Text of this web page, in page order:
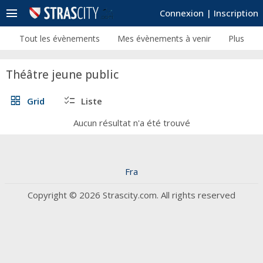
Connexion | Inscription
menu
Tout les évènements Mes évènements à venir Plus
Théâtre jeune public
grid_view Grid checklist Liste
Aucun résultat n'a été trouvé
Fra
Copyright © 2026 Strascity.com. All rights reserved